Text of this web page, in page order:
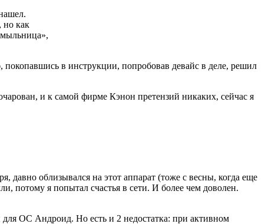
но как
в инструкции, попробовав девайс в деле, решил
и к самой фирме Кэнон претензий никаких, сейчас я
давно облизывался на этот аппарат (тоже с весны, когда еще
потому я попытал счастья в сети. И более чем доволен.
ОС Андроид. Но есть и 2 недостатка: при активном